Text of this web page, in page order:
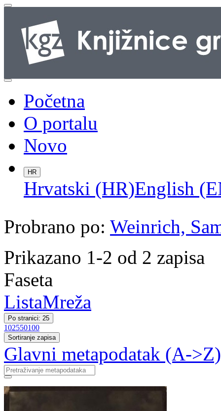
Početna
O portalu
Novo
HR
Hrvatski (HR)English
Probrano po: Weinrich,
Prikazano 1-2 od 2 zapisa
Faseta
ListaMreža
Po stranici: 25
102550100
Sortiranje zapisa
Glavni metapodatak (A->Z)